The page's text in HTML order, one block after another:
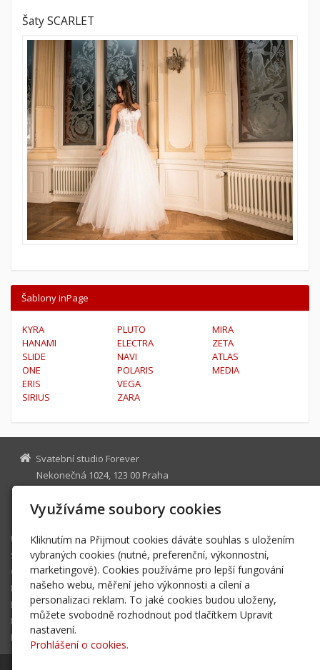
Šaty SCARLET
Šablony inPage
KYRA
HANAMI
SLIDE
ONE
ERIS
SIRIUS
PLUTO
ELECTRA
NAVI
POLARIS
VEGA
ZARA
MIRA
ZETA
ATLAS
MEDIA
Svatební studio Forever
Nekonečná 1024, 123 00 Praha
+420 123 456 789
Úvod
Služby
Galerie
E-shop
Blog
Ke stažení
Kontakt
Využíváme soubory cookies
Kliknutím na Přijmout cookies dáváte souhlas s uložením
vybraných cookies (nutné, preferenční, výkonnostní,
marketingové). Cookies používáme pro lepší fungování
našeho webu, měření jeho výkonnosti a cílení a
personalizaci reklam. To jaké cookies budou uloženy,
můžete svobodně rozhodnout pod tlačítkem Upravit
nastavení.
Prohlášení o cookies.